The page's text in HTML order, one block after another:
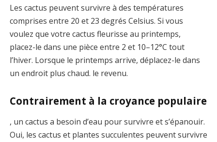
Les cactus peuvent survivre à des températures
comprises entre 20 et 23 degrés Celsius. Si vous
voulez que votre cactus fleurisse au printemps,
placez-le dans une pièce entre 2 et 10–12°C tout
l’hiver. Lorsque le printemps arrive, déplacez-le dans
un endroit plus chaud. le revenu.
Contrairement à la croyance populaire
, un cactus a besoin d’eau pour survivre et s’épanouir.
Oui, les cactus et plantes succulentes peuvent survivre